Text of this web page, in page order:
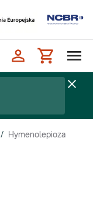
/ Hymenolepioza